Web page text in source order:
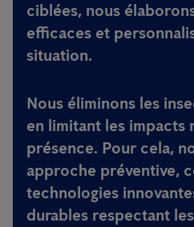
ciblées, nous
efficaces et
situation.
Nous éliminons les
en limitant les impacts
présence. Pour cela,
approche préventive,
technologies
durables respectant